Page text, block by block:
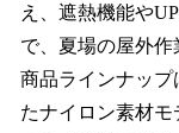
え、遮熱機能や
で、夏場の屋外作
商品ラインナッ
たナイロン素材